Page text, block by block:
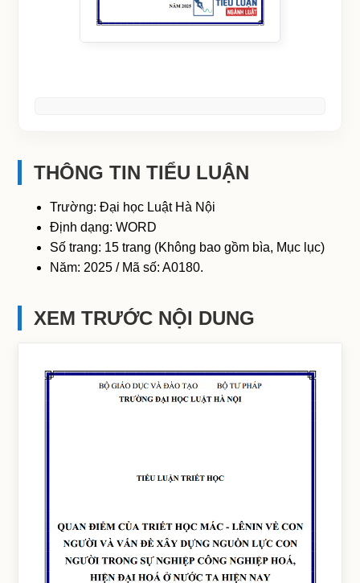
THÔNG TIN TIỂU LUẬN
Trường: Đại học Luật Hà Nội
Định dạng: WORD
Số trang: 15 trang (Không bao gồm bìa, Mục lục)
Năm: 2025 / Mã số: A0180.
XEM TRƯỚC NỘI DUNG